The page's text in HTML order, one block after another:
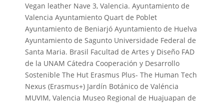
Vegan leather Nave 3, Valencia. Ayuntamiento de
Valencia Ayuntamiento Quart de Poblet
Ayuntamiento de Beniarjó Ayuntamiento de Huelva
Ayuntamiento de Sagunto Universidade Federal de
Santa Maria. Brasil Facultad de Artes y Diseño FAD
de la UNAM Cátedra Cooperación y Desarrollo
Sostenible The Hut Erasmus Plus- The Human Tech
Nexus (Erasmus+) Jardín Botánico de Valéncia
MUVIM, Valencia Museo Regional de Huajuapan de